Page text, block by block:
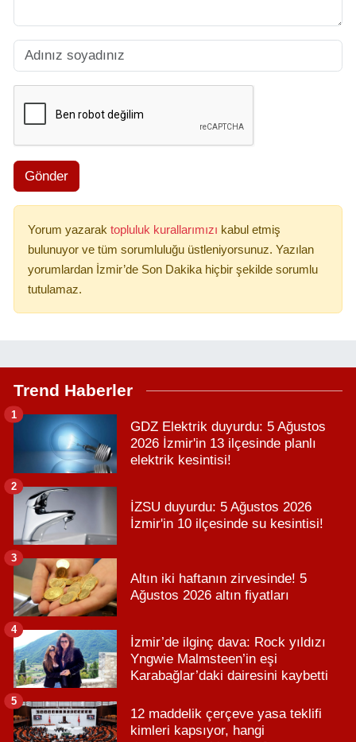
Gönder
Yorum yazarak topluluk kurallarımızı kabul etmiş
bulunuyor ve tüm sorumluluğu üstleniyorsunuz. Yazılan
yorumlardan İzmir’de Son Dakika hiçbir şekilde sorumlu
tutulamaz.
Trend Haberler
GDZ Elektrik duyurdu: 5 Ağustos
2026 İzmir'in 13 ilçesinde planlı
elektrik kesintisi!
1
İZSU duyurdu: 5 Ağustos 2026
İzmir'in 10 ilçesinde su kesintisi!
2
Altın iki haftanın zirvesinde! 5
Ağustos 2026 altın fiyatları
3
İzmir’de ilginç dava: Rock yıldızı
Yngwie Malmsteen’in eşi
Karabağlar’daki dairesini kaybetti
4
12 maddelik çerçeve yasa teklifi
kimleri kapsıyor, hangi
5